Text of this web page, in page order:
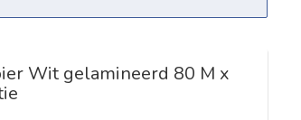
Wit gelamineerd 80 M x